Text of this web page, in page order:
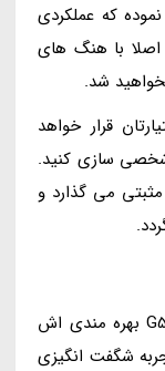
نموده که عملکردی
اصلا با هنگ های
شد.
قرار خواهد
سازی کنید.
مثبتی می گذارد و
دومین علت ارزشمند بودن موتورولا موتو G54 بهره مندی اش
تجربه شگفت انگیزی